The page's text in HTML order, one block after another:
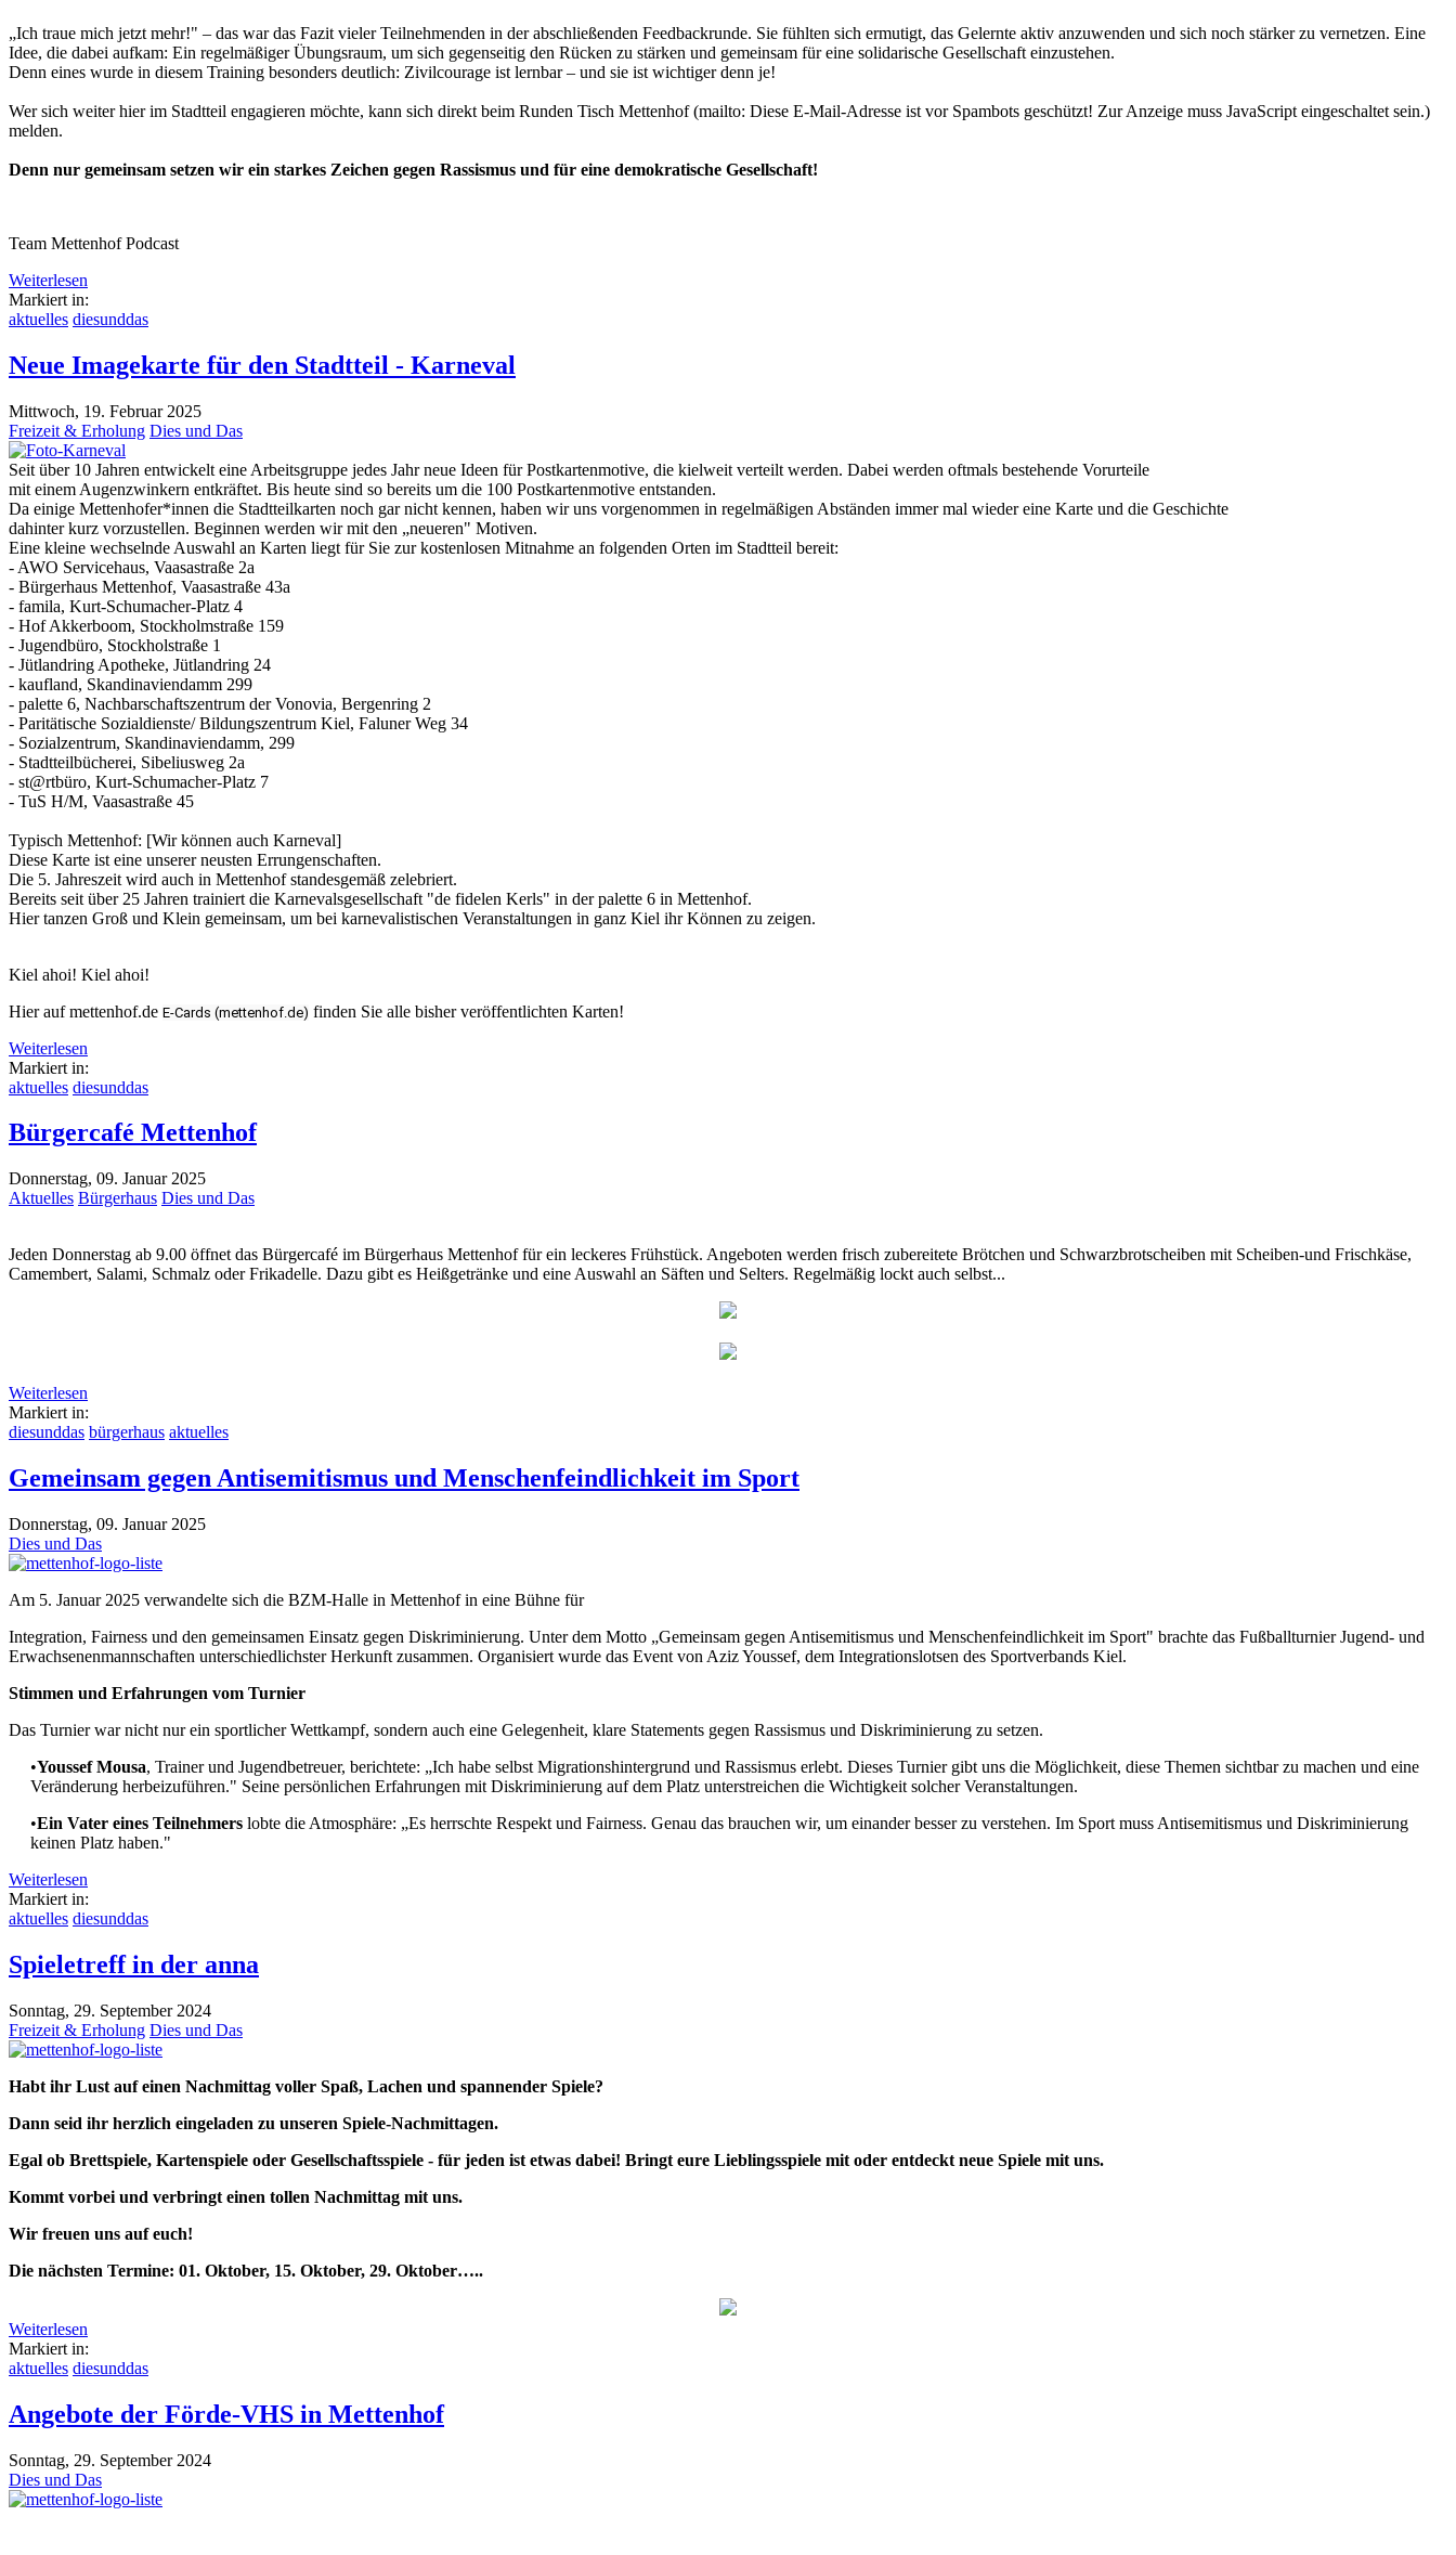
„Ich traue mich jetzt mehr!" – das war das Fazit vieler Teilnehmenden in der abschließenden Feedbackrunde. Sie fühlten sich ermutigt, das Gelernte aktiv anzuwenden und sich noch stärker zu vernetzen. Eine
Idee, die dabei aufkam: Ein regelmäßiger Übungsraum, um sich gegenseitig den Rücken zu stärken und gemeinsam für eine solidarische Gesellschaft einzustehen.
Denn eines wurde in diesem Training besonders deutlich: Zivilcourage ist lernbar – und sie ist wichtiger denn je!
Wer sich weiter hier im Stadtteil engagieren möchte, kann sich direkt beim Runden Tisch Mettenhof (mailto: Diese E-Mail-Adresse ist vor Spambots geschützt! Zur Anzeige muss JavaScript eingeschaltet sein.)
melden.
Denn nur gemeinsam setzen wir ein starkes Zeichen gegen Rassismus und für eine demokratische Gesellschaft!
Team Mettenhof Podcast
Weiterlesen
Markiert in:
aktuelles diesunddas
Neue Imagekarte für den Stadtteil - Karneval
Mittwoch, 19. Februar 2025
Freizeit & Erholung Dies und Das
Seit über 10 Jahren entwickelt eine Arbeitsgruppe jedes Jahr neue Ideen für Postkartenmotive, die kielweit verteilt werden. Dabei werden oftmals bestehende Vorurteile
mit einem Augenzwinkern entkräftet. Bis heute sind so bereits um die 100 Postkartenmotive entstanden.
Da einige Mettenhofer*innen die Stadtteilkarten noch gar nicht kennen, haben wir uns vorgenommen in regelmäßigen Abständen immer mal wieder eine Karte und die Geschichte
dahinter kurz vorzustellen. Beginnen werden wir mit den „neueren" Motiven.
Eine kleine wechselnde Auswahl an Karten liegt für Sie zur kostenlosen Mitnahme an folgenden Orten im Stadtteil bereit:
- AWO Servicehaus, Vaasastraße 2a
- Bürgerhaus Mettenhof, Vaasastraße 43a
- famila, Kurt-Schumacher-Platz 4
- Hof Akkerboom, Stockholmstraße 159
- Jugendbüro, Stockholstraße 1
- Jütlandring Apotheke, Jütlandring 24
- kaufland, Skandinaviendamm 299
- palette 6, Nachbarschaftszentrum der Vonovia, Bergenring 2
- Paritätische Sozialdienste/ Bildungszentrum Kiel, Faluner Weg 34
- Sozialzentrum, Skandinaviendamm, 299
- Stadtteilbücherei, Sibeliusweg 2a
- st@rtbüro, Kurt-Schumacher-Platz 7
- TuS H/M, Vaasastraße 45
Typisch Mettenhof: [Wir können auch Karneval]
Diese Karte ist eine unserer neusten Errungenschaften.
Die 5. Jahreszeit wird auch in Mettenhof standesgemäß zelebriert.
Bereits seit über 25 Jahren trainiert die Karnevalsgesellschaft "de fidelen Kerls" in der palette 6 in Mettenhof.
Hier tanzen Groß und Klein gemeinsam, um bei karnevalistischen Veranstaltungen in ganz Kiel ihr Können zu zeigen.
Kiel ahoi! Kiel ahoi!
Hier auf mettenhof.de E-Cards (mettenhof.de) finden Sie alle bisher veröffentlichten Karten!
Weiterlesen
Markiert in:
aktuelles diesunddas
Bürgercafé Mettenhof
Donnerstag, 09. Januar 2025
Aktuelles Bürgerhaus Dies und Das
Jeden Donnerstag ab 9.00 öffnet das Bürgercafé im Bürgerhaus Mettenhof für ein leckeres Frühstück. Angeboten werden frisch zubereitete Brötchen und Schwarzbrotscheiben mit Scheiben-und Frischkäse,
Camembert, Salami, Schmalz oder Frikadelle. Dazu gibt es Heißgetränke und eine Auswahl an Säften und Selters. Regelmäßig lockt auch selbst...
Weiterlesen
Markiert in:
diesunddas bürgerhaus aktuelles
Gemeinsam gegen Antisemitismus und Menschenfeindlichkeit im Sport
Donnerstag, 09. Januar 2025
Dies und Das
Am 5. Januar 2025 verwandelte sich die BZM-Halle in Mettenhof in eine Bühne für
Integration, Fairness und den gemeinsamen Einsatz gegen Diskriminierung. Unter dem Motto „Gemeinsam gegen Antisemitismus und Menschenfeindlichkeit im Sport" brachte das Fußballturnier Jugend- und
Erwachsenenmannschaften unterschiedlichster Herkunft zusammen. Organisiert wurde das Event von Aziz Youssef, dem Integrationslotsen des Sportverbands Kiel.
Stimmen und Erfahrungen vom Turnier
Das Turnier war nicht nur ein sportlicher Wettkampf, sondern auch eine Gelegenheit, klare Statements gegen Rassismus und Diskriminierung zu setzen.
•Youssef Mousa, Trainer und Jugendbetreuer, berichtete: „Ich habe selbst Migrationshintergrund und Rassismus erlebt. Dieses Turnier gibt uns die Möglichkeit, diese Themen sichtbar zu machen und eine
Veränderung herbeizuführen." Seine persönlichen Erfahrungen mit Diskriminierung auf dem Platz unterstreichen die Wichtigkeit solcher Veranstaltungen.
•Ein Vater eines Teilnehmers lobte die Atmosphäre: „Es herrschte Respekt und Fairness. Genau das brauchen wir, um einander besser zu verstehen. Im Sport muss Antisemitismus und Diskriminierung
keinen Platz haben."
Weiterlesen
Markiert in:
aktuelles diesunddas
Spieletreff in der anna
Sonntag, 29. September 2024
Freizeit & Erholung Dies und Das
Habt ihr Lust auf einen Nachmittag voller Spaß, Lachen und spannender Spiele?
Dann seid ihr herzlich eingeladen zu unseren Spiele-Nachmittagen.
Egal ob Brettspiele, Kartenspiele oder Gesellschaftsspiele - für jeden ist etwas dabei! Bringt eure Lieblingsspiele mit oder entdeckt neue Spiele mit uns.
Kommt vorbei und verbringt einen tollen Nachmittag mit uns.
Wir freuen uns auf euch!
Die nächsten Termine: 01. Oktober, 15. Oktober, 29. Oktober…..
Weiterlesen
Markiert in:
aktuelles diesunddas
Angebote der Förde-VHS in Mettenhof
Sonntag, 29. September 2024
Dies und Das